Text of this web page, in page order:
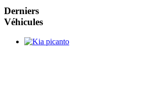
Derniers
Véhicules